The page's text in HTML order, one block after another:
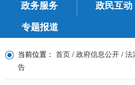
政务服务 政民互动
专题报道
当前位置： 首页 / 政府信息公开 / 法
告